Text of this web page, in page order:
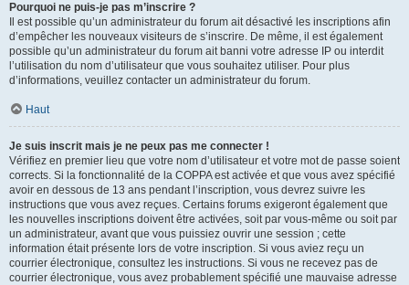
Pourquoi ne puis-je pas m’inscrire ?
Il est possible qu’un administrateur du forum ait désactivé les inscriptions afin
d’empêcher les nouveaux visiteurs de s’inscrire. De même, il est également
possible qu’un administrateur du forum ait banni votre adresse IP ou interdit
l’utilisation du nom d’utilisateur que vous souhaitez utiliser. Pour plus
d’informations, veuillez contacter un administrateur du forum.
Haut
Je suis inscrit mais je ne peux pas me connecter !
Vérifiez en premier lieu que votre nom d’utilisateur et votre mot de passe soient
corrects. Si la fonctionnalité de la COPPA est activée et que vous avez spécifié
avoir en dessous de 13 ans pendant l’inscription, vous devrez suivre les
instructions que vous avez reçues. Certains forums exigeront également que
les nouvelles inscriptions doivent être activées, soit par vous-même ou soit par
un administrateur, avant que vous puissiez ouvrir une session ; cette
information était présente lors de votre inscription. Si vous aviez reçu un
courrier électronique, consultez les instructions. Si vous ne recevez pas de
courrier électronique, vous avez probablement spécifié une mauvaise adresse